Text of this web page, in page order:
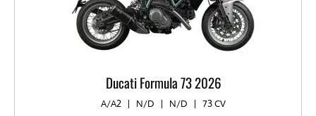
Ducati Formula 73 2026
A/A2 | N/D | N/D | 73 CV